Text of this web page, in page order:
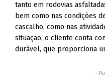
tanto em rodovias
bem como nas condições
cascalho, como nas
situação, o cliente conta
durável, que proporciona
-